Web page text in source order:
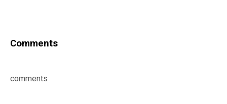
Comments
comments